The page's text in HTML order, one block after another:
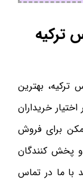
ترکیه
ترکیه، بهترین
خریداران
برای فروش
و پخش کنندگان
با ما در تماس